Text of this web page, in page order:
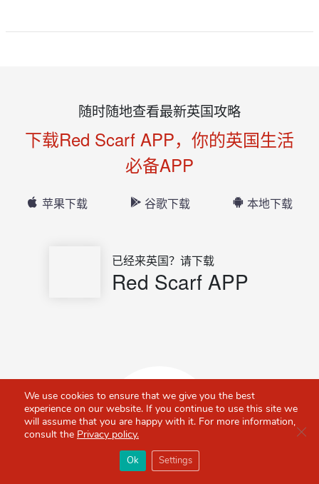
你必备的英国指南
随时随地查看最新英国攻略
下载Red Scarf APP，你的英国生活
必备APP
苹果下载 谷歌下载 本地下载
已经来英国？请下载
Red Scarf APP
We use cookies to ensure that we give you the best
experience on our website. If you continue to use this site we
will assume that you are happy with it. For more information,
consult the Privacy policy.
Ok Settings